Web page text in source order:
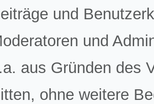
und
und
aus Gründen des
ohne weitere